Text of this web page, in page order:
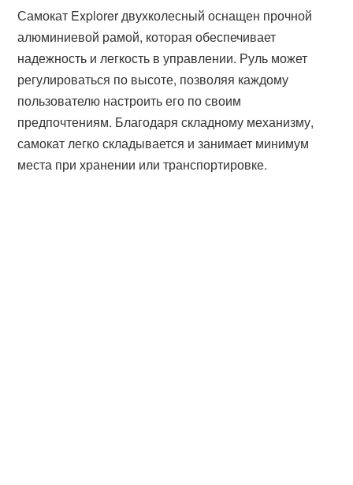
Самокат Explorer двухколесный оснащен прочной
алюминиевой рамой, которая обеспечивает
надежность и легкость в управлении. Руль может
регулироваться по высоте, позволяя каждому
пользователю настроить его по своим
предпочтениям. Благодаря складному механизму,
самокат легко складывается и занимает минимум
места при хранении или транспортировке.